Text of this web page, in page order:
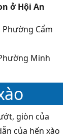
ở Hội An
Cẩm
Minh
giòn của
của hến xào